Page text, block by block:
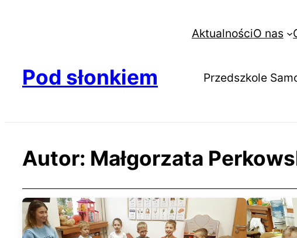
AktualnościO nas
Pod słonkiem Przedszkole
Autor: Małgorzata